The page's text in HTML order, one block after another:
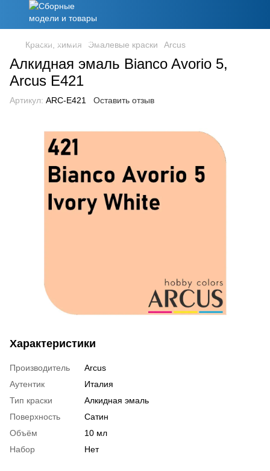
Краски, химия Эмалевые краски Arcus
Алкидная эмаль Bianco Avorio 5,
Arcus E421
Артикул: ARC-E421 Оставить отзыв
Характеристики
Производитель
Arcus
Аутентик
Италия
Тип краски
Алкидная эмаль
Поверхность
Сатин
Объём
10 мл
Набор
Нет